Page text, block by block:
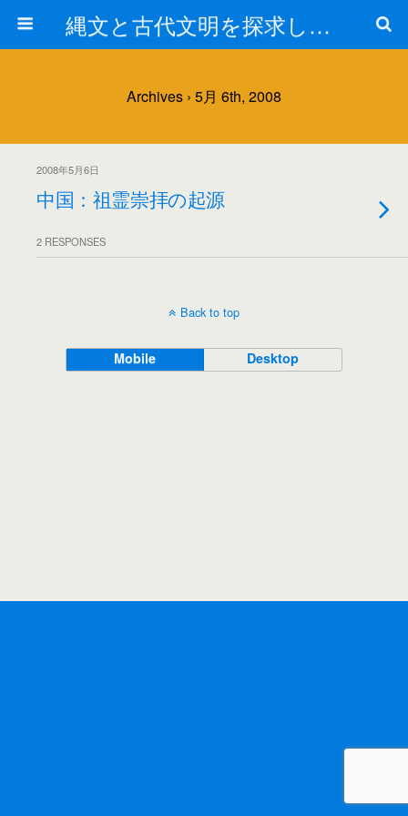
縄文と古代文明を探求しよう！
Archives › 5月 6th, 2008
2008年5月6日
中国：祖霊崇拝の起源
2 RESPONSES
Back to top
Mobile Desktop